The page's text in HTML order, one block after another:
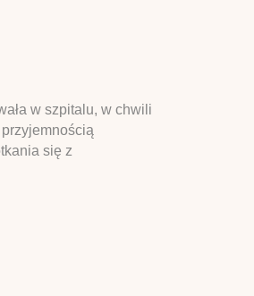
w szpitalu, w chwili
się z